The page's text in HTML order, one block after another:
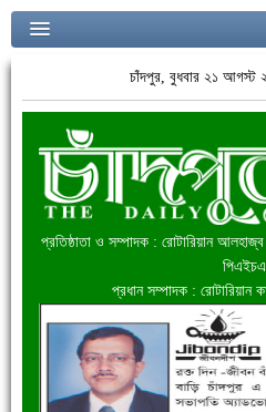
চাঁদপুর, বুধবার ২১
প্রতিষ্ঠাতা ও সম্পাদক : রোটারিয়ান
প্রধান সম্পাদক : রোটারিয়ান